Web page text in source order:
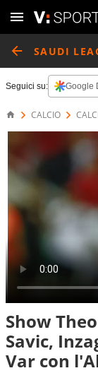
SAUDI
Seguici su: Google
CALCIO
Show
Savic,
Var con